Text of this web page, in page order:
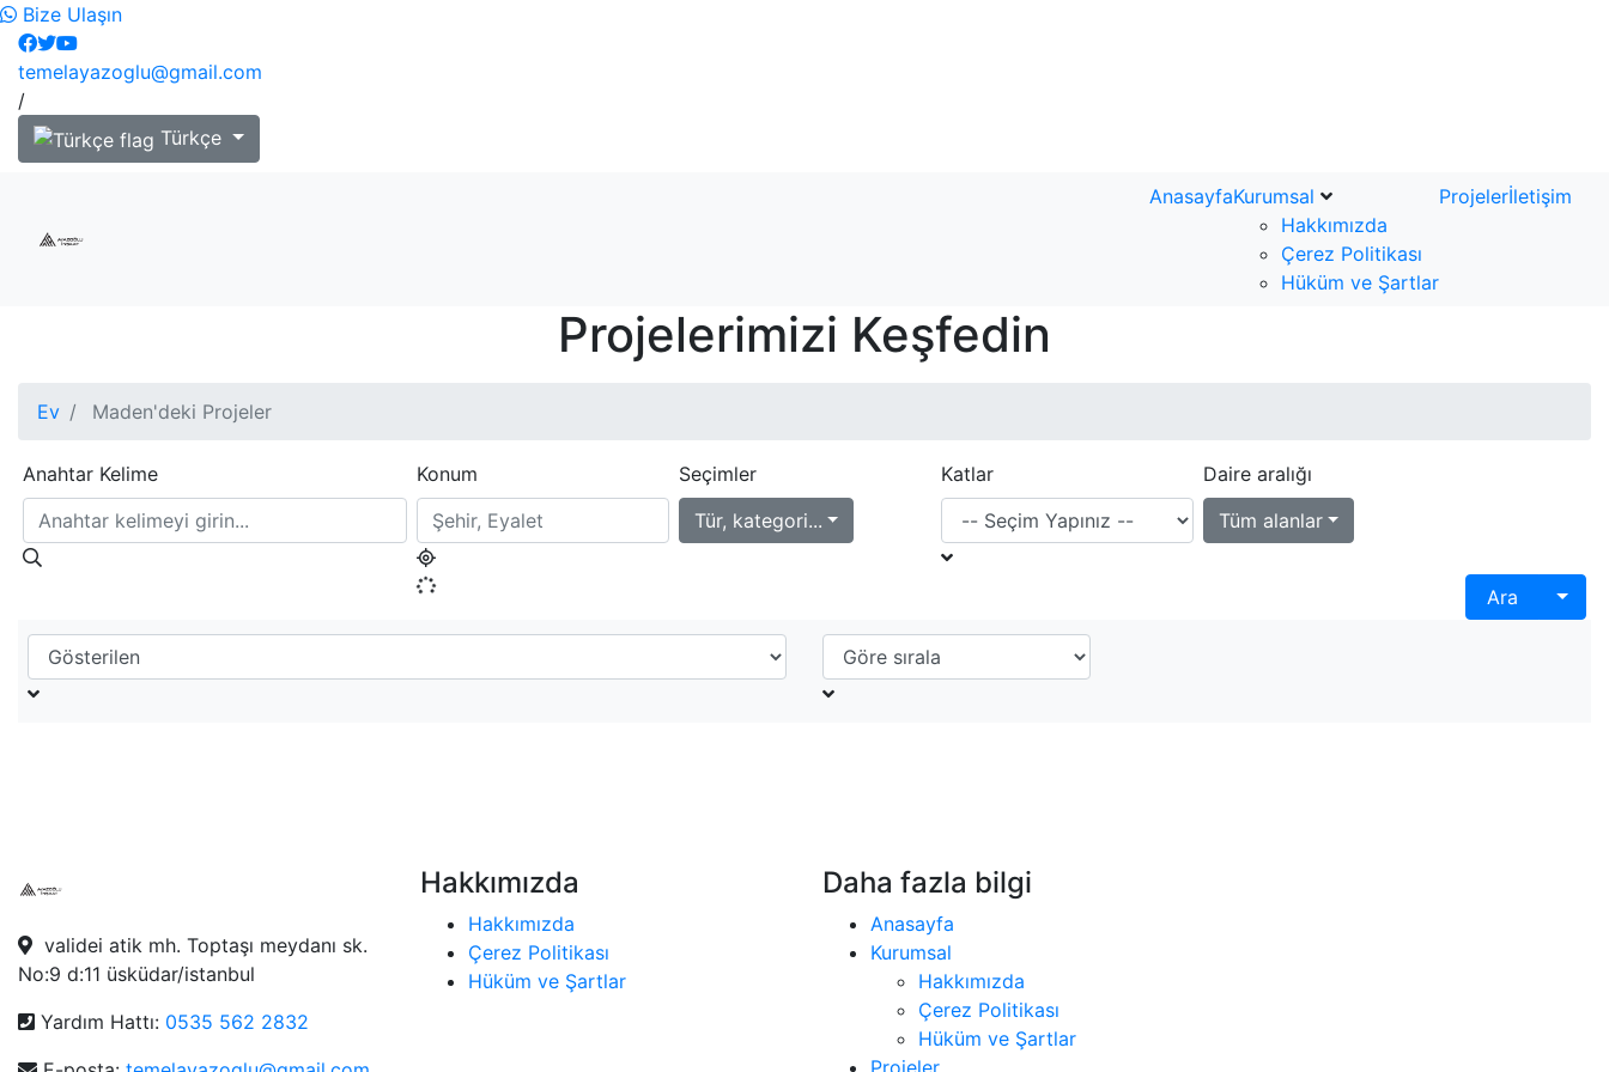
Bize Ulaşın
temelayazoglu@gmail.com
/
Türkçe
AnasayfaKurumsal
Hakkımızda
Çerez Politikası
Hüküm ve Şartlar
Projelerİletişim
Projelerimizi Keşfedin
Ev Maden'deki Projeler
Anahtar Kelime Konum
Seçimler
Tür, kategori...
Katlar
Daire aralığı
Tüm alanlar
Ara
validei atik mh. Toptaşı meydanı sk.
No:9 d:11 üsküdar/istanbul
Yardım Hattı: 0535 562 2832
Hakkımızda
Hakkımızda
Çerez Politikası
Hüküm ve Şartlar
Daha fazla bilgi
Anasayfa
Kurumsal
Hakkımızda
Çerez Politikası
Hüküm ve Şartlar
Projeler